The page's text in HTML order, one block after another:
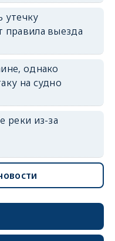
утечку
правила выезда
однако
на судно
реки из-за